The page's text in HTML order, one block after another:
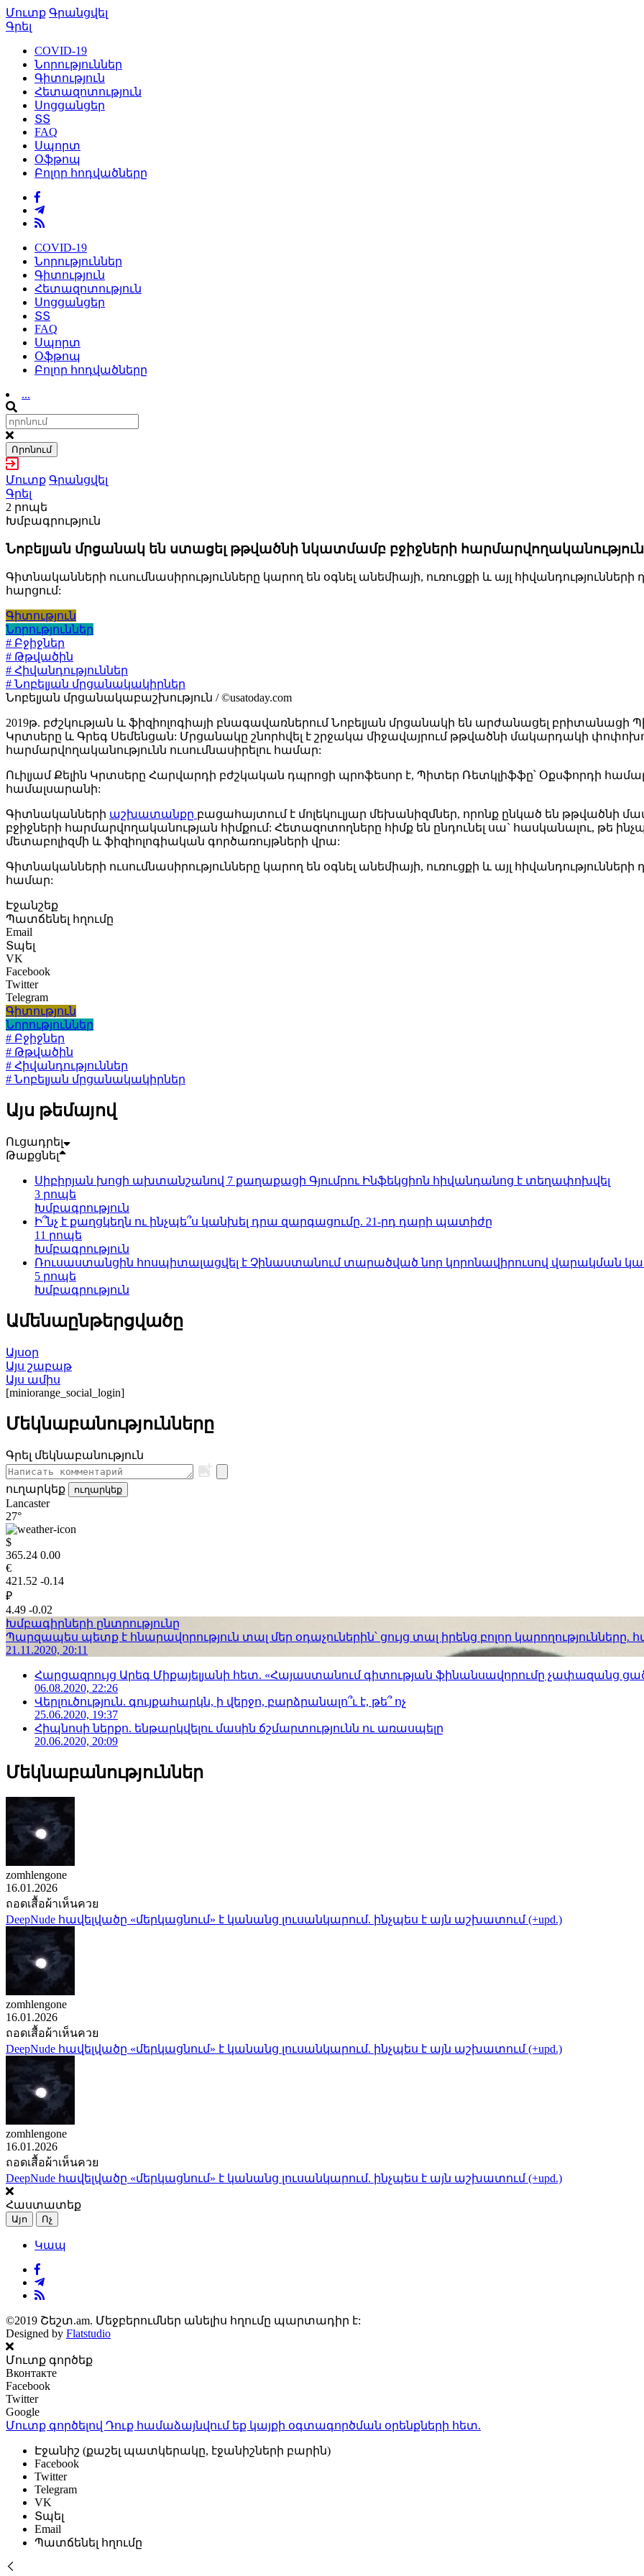
Մուտք Գրանցվել
Գրել
COVID-19
Նորություններ
Գիտություն
Հետազոտություն
Սոցցանցեր
ՏՏ
FAQ
Սպորտ
Օֆթոպ
Բոլոր հոդվածները
COVID-19
Նորություններ
Գիտություն
Հետազոտություն
Սոցցանցեր
ՏՏ
FAQ
Սպորտ
Օֆթոպ
Բոլոր հոդվածները
...
Որոնում
Մուտք Գրանցվել
Գրել
2 րոպե
Խմբագրություն
Նոբելյան մրցանակ են ստացել թթվածնի նկատմամբ բջիջների
Գիտնականների ուսումնասիրությունները կարող են օգնել անեմիայի, ուռուցքի և այլ
հարցում:
Գիտություն
Նորություններ
# Բջիջներ
# Թթվածին
# Հիվանդություններ
# Նոբելյան մրցանակակիրներ
Նոբելյան մրցանակաբաշխություն / ©usatoday.com
2019թ. բժշկության և ֆիզիոլոգիայի բնագավառներում Նոբելյան մրցանակի են արժանացել բրիտանացի
Կրտսերը և Գրեգ Սեմենցան: Մրցանակը շնորհվել է շրջակա միջավայրում թթվածնի մակարդակի
հարմարվողականությունն ուսումնասիրելու համար:
Ուիլյամ Քելին Կրտսերը Հարվարդի բժշկական դպրոցի պրոֆեսոր է, Պիտեր Ռետկլիֆֆը՝ Օքսֆորդի
համալսարանի:
Գիտնականների աշխատանքը բացահայտում է մոլեկուլյար մեխանիզմներ, որոնք ընկած են
բջիջների հարմարվողականության հիմքում: Հետազոտողները հիմք են ընդունել սա` հասկանալու, թե
մետաբոլիզմի և ֆիզիոլոգիական գործառույթների վրա:
Գիտնականների ուսումնասիրությունները կարող են օգնել անեմիայի, ուռուցքի և այլ
համար:
Էջանշեք
Պատճենել հղումը
Email
Տպել
VK
Facebook
Twitter
Telegram
Գիտություն
Նորություններ
# Բջիջներ
# Թթվածին
# Հիվանդություններ
# Նոբելյան մրցանակակիրներ
Այս թեմայով
Ուցադրել
Թաքցնել
Սիբիրյան խոցի ախտանշանով 7 քաղաքացի Գյումրու Ինֆեկցիոն հիվանդանոց է տեղափոխվել
3 րոպե
Խմբագրություն
Ի՞նչ է քաղցկեղն ու ինչպե՞ս կանխել դրա զարգացումը. 21-րդ դարի պատիժը
11 րոպե
Խմբագրություն
Ռուսաստանցին հոսպիտալացվել է Չինաստանում տարածված նոր կորոնավիրուսով վարակման
5 րոպե
Խմբագրություն
Ամենաընթերցվածը
Այսօր
Այս շաբաթ
Այս ամիս
[miniorange_social_login]
Մեկնաբանությունները
Գրել մեկնաբանություն
ուղարկեք ուղարկեք
Lancaster
27°
$
365.24 0.00
€
421.52 -0.14
₽
4.49 -0.02
Խմբագիրների ընտրությունը
Պարզապես պետք է հնարավորություն տալ մեր օդաչուներին՝ ցույց տալ իրենց բոլոր
21.11.2020, 20:11
Հարցազրույց Արեգ Միքայելյանի հետ. «Հայաստանում գիտության ֆինանսավորումը չափազանց
06.08.2020, 22:26
Վերլուծություն. գույքահարկն, ի վերջո, բարձրանալո՞ւ է, թե՞ ոչ
25.06.2020, 19:37
Հիպնոսի ներքո. ենթարկվելու մասին ճշմարտությունն ու առասպելը
20.06.2020, 20:09
Մեկնաբանություններ
zomhlengone
16.01.2026
ถอดเสื้อผ้าเห็นควย
DeepNude հավելվածը «մերկացնում» է կանանց լուսանկարում. ինչպես է այն աշխատում (+upd.)
zomhlengone
16.01.2026
ถอดเสื้อผ้าเห็นควย
DeepNude հավելվածը «մերկացնում» է կանանց լուսանկարում. ինչպես է այն աշխատում (+upd.)
zomhlengone
16.01.2026
ถอดเสื้อผ้าเห็นควย
DeepNude հավելվածը «մերկացնում» է կանանց լուսանկարում. ինչպես է այն աշխատում (+upd.)
Հաստատեք
Այո Ոչ
Կապ
©2019 Շեշտ.am. Մեջբերումներ անելիս հղումը պարտադիր է:
Designed by Flatstudio
Մուտք գործեք
Вконтакте
Facebook
Twitter
Google
Մուտք գործելով Դուք համաձայնվում եք կայքի օգտագործման օրենքների հետ.
Էջանիշ (քաշել պատկերակը, էջանիշների բարին)
Facebook
Twitter
Telegram
VK
Տպել
Email
Պատճենել հղումը